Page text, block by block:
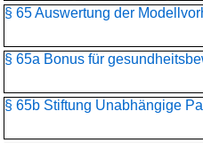
§ 65 Auswertung der
§ 65a Bonus für
§ 65b Stiftung Unabhängige